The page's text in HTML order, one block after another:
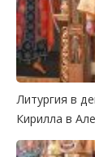
Литургия в
Кирилла в